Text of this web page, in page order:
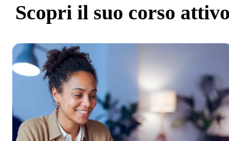
Scopri il suo corso